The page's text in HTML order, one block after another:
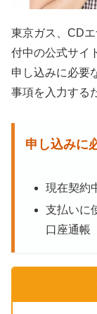
東京ガス、CD
付中の公式サイ
申し込みに必要
事項を入力する
申し込みに
現在契約
支払いに
口座通帳